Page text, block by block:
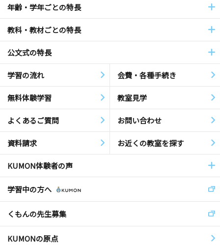
年齢・学年ごとの特長
教科・教材ごとの特長
公文式の特長
学習の流れ 会費・各種手続き
無料体験学習 教室見学
よくあるご質問 お問い合わせ
資料請求 お近くの教室を探す
KUMON体験者の声
学習中の方へ
くもんの先生募集
KUMONの原点